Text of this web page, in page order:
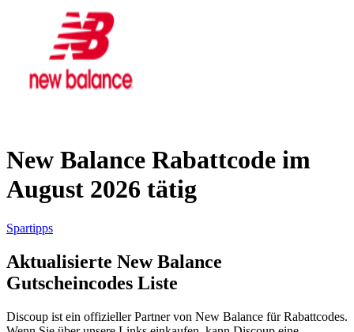
Peek und
Cloppenburg
Pandora
Douglas
Kleidung und
Schuhe
Beauty und
New Balance Rabattcode im
August 2026 tätig
Spartipps
Aktualisierte New Balance
Gutscheincodes Liste
Discoup ist ein offizieller Partner von New Balance für Rabattcodes.